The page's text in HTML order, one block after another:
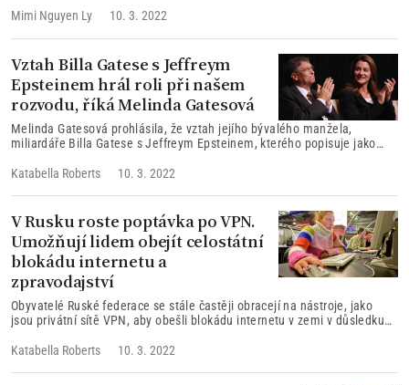
bojové pozice“. Náčelník doněcké oblastní vojenské správy Pavel
Co se týče dětí … nula potvrzených [zranění]. Pokud jde o oběti, počet
zůstává nulový.“
Mimi Nguyen Ly 10. 3. 2022
Vztah Billa Gatese s Jeffreym
Epsteinem hrál roli při našem
rozvodu, říká Melinda Gatesová
Melinda Gatesová prohlásila, že vztah jejího bývalého manžela,
miliardáře Billa Gatese s Jeffreym Epsteinem, kterého popisuje jako
rozhovoru pro televizi CBS uvedla, že sama se také s Epsteinem osobně
Katabella Roberts 10. 3. 2022
V Rusku roste poptávka po VPN.
Umožňují lidem obejít celostátní
blokádu internetu a
zpravodajství
Obyvatelé Ruské federace se stále častěji obracejí na nástroje, jako
jsou privátní sítě VPN, aby obešli blokádu internetu v zemi v důsledku
zpravodajských platforem sociálních médií...
Katabella Roberts 10. 3. 2022